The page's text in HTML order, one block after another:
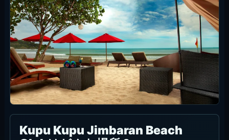
Kupu Kupu Jimbaran Beach